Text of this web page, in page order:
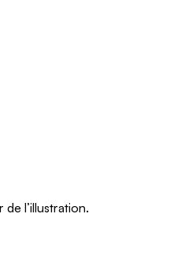
l’illustration.